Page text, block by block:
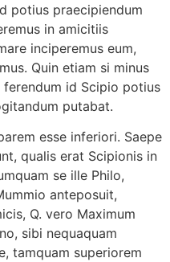
potius praecipiendum
in amicitiis
inciperemus eum,
Quin etiam si minus
id Scipio potius
putabat.
esse inferiori. Saepe
qualis erat Scipionis in
se ille Philo,
anteposuit,
Q. vero Maximum
sibi nequaquam
tamquam superiorem